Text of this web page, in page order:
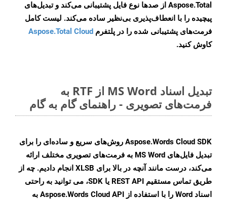
Aspose.Total از صدها نوع فایل پشتیبانی می‌کند و تبدیل‌های
پیچیده را با انعطاف‌پذیری بی‌نظیر ساده می‌کند. لیست کامل
فرمت‌های پشتیبانی شده را در پلتفرم Aspose.Total Cloud
کاوش کنید.
تبدیل اسناد MS Word از RTF به
فرمت‌های تصویری - راهنمای گام به گام
Aspose.Words Cloud SDK روش‌های سریع و ساده‌ای را برای
تبدیل فایل‌های MS Word به فرمت‌های تصویری مختلف ارائه
می‌کند، درست مانند آنچه در بالا برای XLSB انجام دادیم. چه از
طریق تماس مستقیم REST API یا SDK، می توانید به راحتی
اسناد Word را با استفاده از Aspose.Words Cloud API به